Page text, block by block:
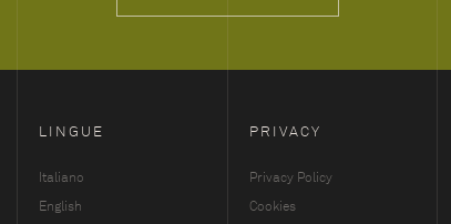
LINGUE
Italiano
English
PRIVACY
Privacy Policy
Cookies